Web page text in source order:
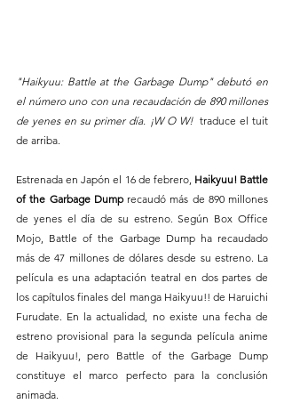
"Haikyuu: Battle at the Garbage Dump" debutó en
el número uno con una recaudación de 890 millones
de yenes en su primer día. ¡W O W! traduce el tuit
de arriba.
Estrenada en Japón el 16 de febrero, Haikyuu! Battle
of the Garbage Dump recaudó más de 890 millones
de yenes el día de su estreno. Según Box Office
Mojo, Battle of the Garbage Dump ha recaudado
más de 47 millones de dólares desde su estreno. La
película es una adaptación teatral en dos partes de
los capítulos finales del manga Haikyuu!! de Haruichi
Furudate. En la actualidad, no existe una fecha de
estreno provisional para la segunda película anime
de Haikyuu!, pero Battle of the Garbage Dump
constituye el marco perfecto para la conclusión
animada.